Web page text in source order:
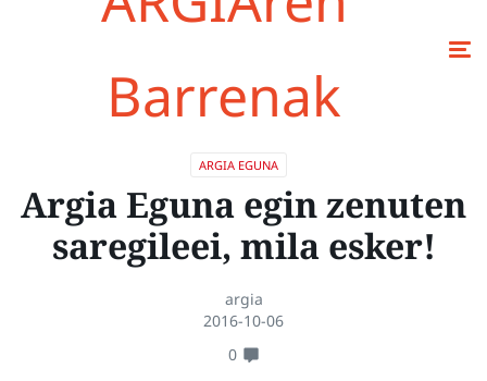
Barrenak
ARGIA EGUNA
Argia Eguna egin zenuten
saregileei, mila esker!
argia
2016-10-06
0